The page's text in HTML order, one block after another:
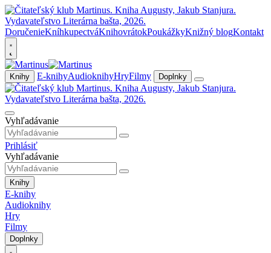
DoručenieKníhkupectváKnihovrátokPoukážkyKnižný blogKontakt
Knihy E-knihyAudioknihyHryFilmy Doplnky
Vyhľadávanie
Prihlásiť
Vyhľadávanie
Knihy
E-knihy
Audioknihy
Hry
Filmy
Doplnky